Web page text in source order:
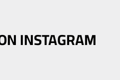
INSTAGRAM